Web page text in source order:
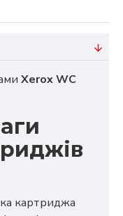
Xerox WC
картриджа